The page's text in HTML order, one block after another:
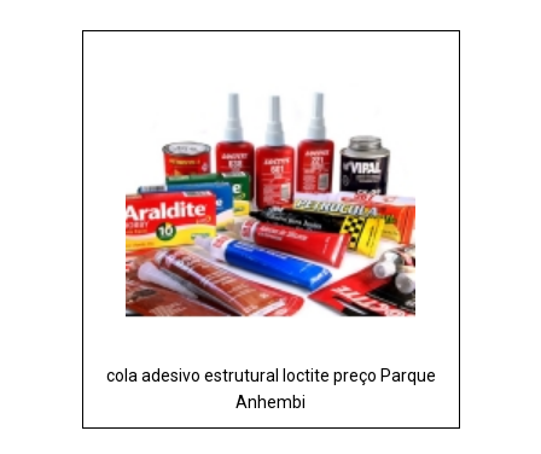
cola adesivo estrutural loctite preço Parque
Anhembi